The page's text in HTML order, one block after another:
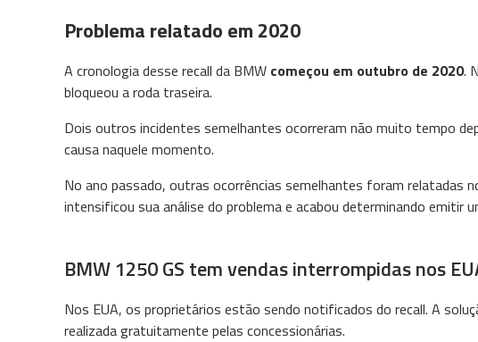
Problema relatado em 2020
A cronologia desse recall da BMW começou em outubro de 2020.
bloqueou a roda traseira.
Dois outros incidentes semelhantes ocorreram não muito tempo
causa naquele momento.
No ano passado, outras ocorrências semelhantes foram relatadas
intensificou sua análise do problema e acabou determinando emitir
BMW 1250 GS tem vendas interrompidas nos
Nos EUA, os proprietários estão sendo notificados do recall. A
realizada gratuitamente pelas concessionárias.